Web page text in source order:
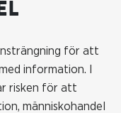
för att
information. I
risken för att
människohandel